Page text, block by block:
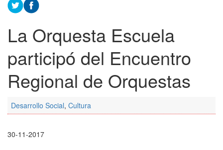
La Orquesta Escuela
participó del Encuentro
Regional de Orquestas
Desarrollo Social, Cultura
30-11-2017